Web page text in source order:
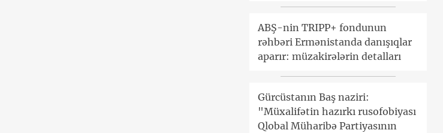
ABŞ-nin TRIPP+ fondunun
rəhbəri Ermənistanda danışıqlar
aparır: müzakirələrin detalları
Gürcüstanın Baş naziri:
"Müxalifətin hazırkı rusofobiyası
Qlobal Müharibə Partiyasının